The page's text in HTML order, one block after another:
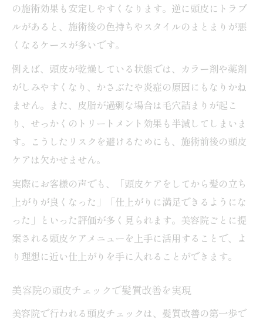
の施術効果も安定しやすくなります。逆に頭皮にトラブ
ルがあると、施術後の色持ちやスタイルのまとまりが悪
くなるケースが多いです。
例えば、頭皮が乾燥している状態では、カラー剤や薬剤
がしみやすくなり、かさぶたや炎症の原因にもなりかね
ません。また、皮脂が過剰な場合は毛穴詰まりが起こ
り、せっかくのトリートメント効果も半減してしまいま
す。こうしたリスクを避けるためにも、施術前後の頭皮
ケアは欠かせません。
実際にお客様の声でも、「頭皮ケアをしてから髪の立ち
上がりが良くなった」「仕上がりに満足できるようにな
った」といった評価が多く見られます。美容院ごとに提
案される頭皮ケアメニューを上手に活用することで、よ
り理想に近い仕上がりを手に入れることができます。
美容院の頭皮チェックで髪質改善を実現
美容院で行われる頭皮チェックは、髪質改善の第一歩で